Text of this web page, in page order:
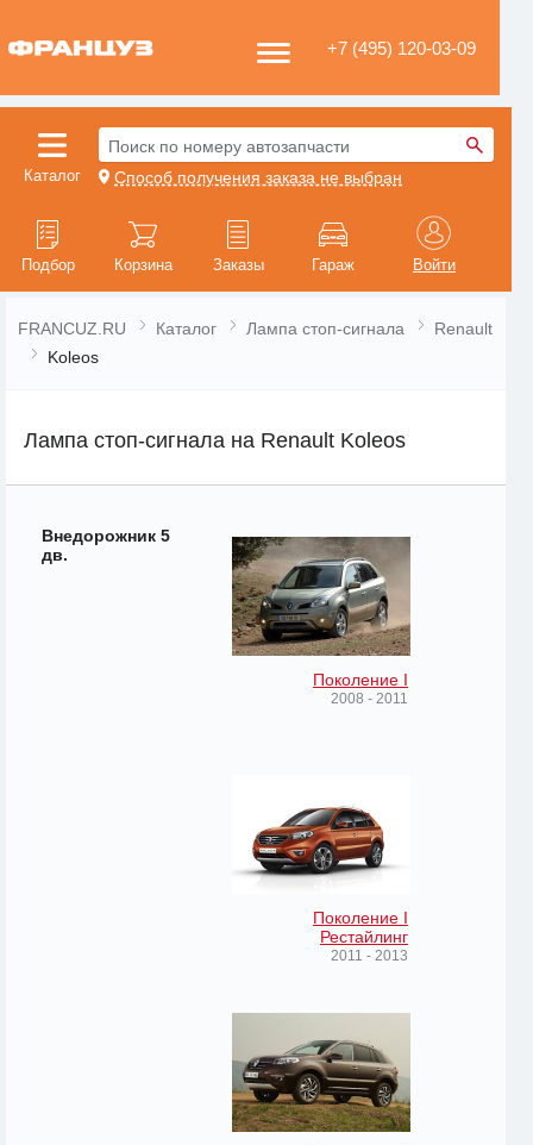
+7 (495) 120-03-09
Каталог
Поиск по номеру автозапчасти
Способ получения заказа не выбран
Подбор Корзина Заказы Гараж Войти
FRANCUZ.RU Каталог Лампа стоп-сигнала
Renault
Koleos
Лампа стоп-сигнала на Renault Koleos
Внедорожник 5
дв.
Поколение I
2008 - 2011
Поколение I
Рестайлинг
2011 - 2013